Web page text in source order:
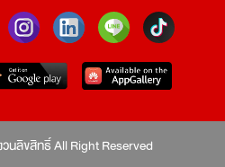
นลิขสิทธิ์ All Right Reserved